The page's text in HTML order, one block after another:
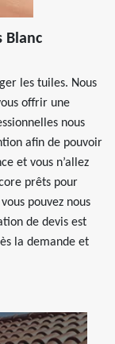
Blanc
les tuiles. Nous
offrir une
nous
afin de pouvoir
et vous n’allez
prêts pour
pouvez nous
de devis est
la demande et